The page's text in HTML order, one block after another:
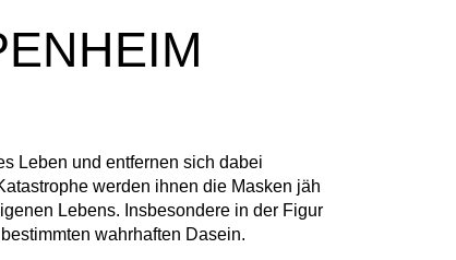
Leben und entfernen sich dabei
werden ihnen die Masken jäh
Lebens. Insbesondere in der Figur
wahrhaften Dasein.